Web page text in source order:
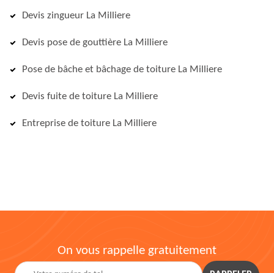
Devis zingueur La Milliere
Devis pose de gouttière La Milliere
Pose de bâche et bâchage de toiture La Milliere
Devis fuite de toiture La Milliere
Entreprise de toiture La Milliere
On vous rappelle gratuitement